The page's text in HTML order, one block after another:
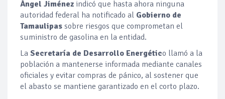
Ángel Jiménez indicó que hasta ahora ninguna
autoridad federal ha notificado al Gobierno de
Tamaulipas sobre riesgos que comprometan el
suministro de gasolina en la entidad.
La Secretaría de Desarrollo Energético llamó a la
población a mantenerse informada mediante canales
oficiales y evitar compras de pánico, al sostener que
el abasto se mantiene garantizado en el corto plazo.